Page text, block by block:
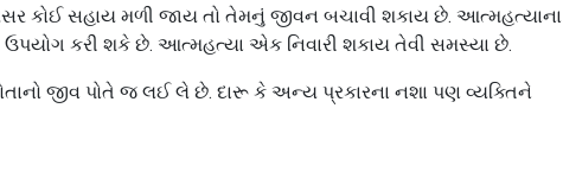
કોઈ સહાય મળી જાય તો તેમનું જીવન બચાવી શકાય છે. આત્મહત્યાના
ઉપયોગ કરી શકે છે. આત્મહત્યા એક નિવારી શકાય તેવી સમસ્યા છે.
જીવ પોતે જ લઈ લે છે. દારૂ કે અન્ય પ્રકારના નશા પણ વ્યક્તિને